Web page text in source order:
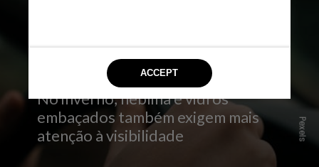
No inverno, neblina e vidros
embaçados também exigem mais
atenção à visibilidade
Pexels